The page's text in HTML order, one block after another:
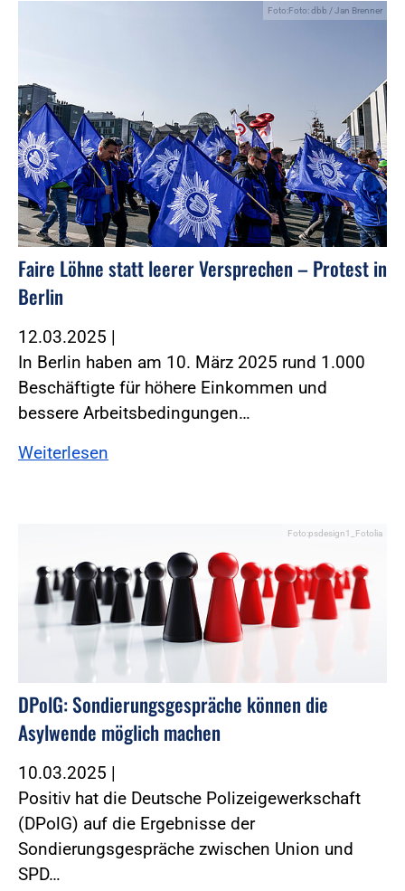
Foto:Foto: dbb / Jan Brenner
Faire Löhne statt leerer Versprechen – Protest in
Berlin
12.03.2025 |
In Berlin haben am 10. März 2025 rund 1.000
Beschäftigte für höhere Einkommen und
bessere Arbeitsbedingungen…
Weiterlesen
Foto:psdesign1_Fotolia
DPolG: Sondierungsgespräche können die
Asylwende möglich machen
10.03.2025 |
Positiv hat die Deutsche Polizeigewerkschaft
(DPolG) auf die Ergebnisse der
Sondierungsgespräche zwischen Union und
SPD…